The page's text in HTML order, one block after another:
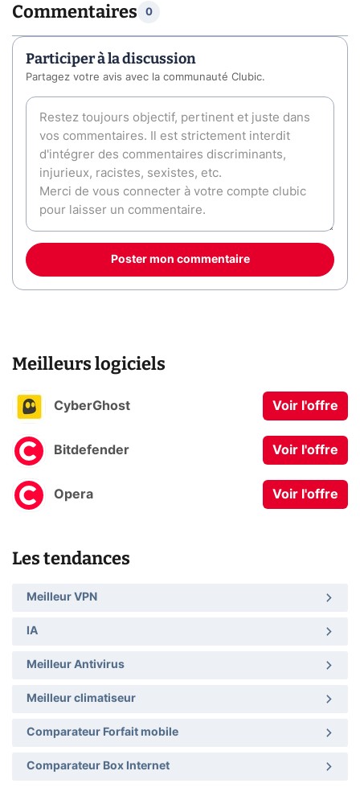
Commentaires 0
Participer à la discussion
Partagez votre avis avec la communauté Clubic.
Poster mon commentaire
Meilleurs logiciels
CyberGhost Voir l'offre
Bitdefender Voir l'offre
Opera Voir l'offre
Les tendances
Meilleur VPN
IA
Meilleur Antivirus
Meilleur climatiseur
Comparateur Forfait mobile
Comparateur Box Internet